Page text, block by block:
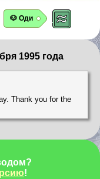
🐶 Оди
1995 года
Thank you for the
!